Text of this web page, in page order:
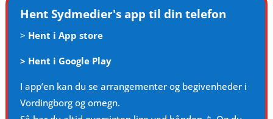
Hent Sydmedier's app til din telefon
> Hent i App store
> Hent i Google Play
I app’en kan du se arrangementer og begivenheder i
Vordingborg og omegn.